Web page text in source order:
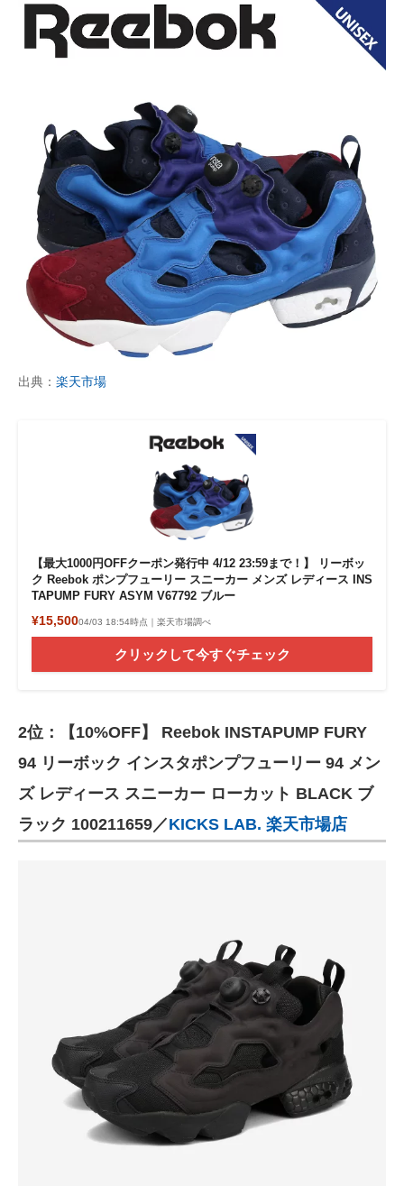
出典： 楽天市場
【最大1000円OFFクーポン発行中 4/12 23:59まで！】 リーボッ
ク Reebok ポンプフューリー スニーカー メンズ レディース INS
TAPUMP FURY ASYM V67792 ブルー
¥15,50004/03 18:54時点｜楽天市場調べ
クリックして今すぐチェック
2位：【10%OFF】 Reebok INSTAPUMP FURY
94 リーボック インスタポンプフューリー 94 メン
ズ レディース スニーカー ローカット BLACK ブ
ラック 100211659／KICKS LAB. 楽天市場店